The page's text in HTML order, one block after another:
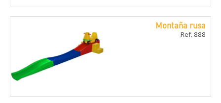
Montaña rusa
Ref. 888